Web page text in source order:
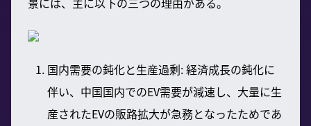
国内需要の鈍化と生産過剰: 経済成長の鈍化に
伴い、中国国内でのEV需要が減速し、大量に生
産されたEVの販路拡大が急務となったためであ